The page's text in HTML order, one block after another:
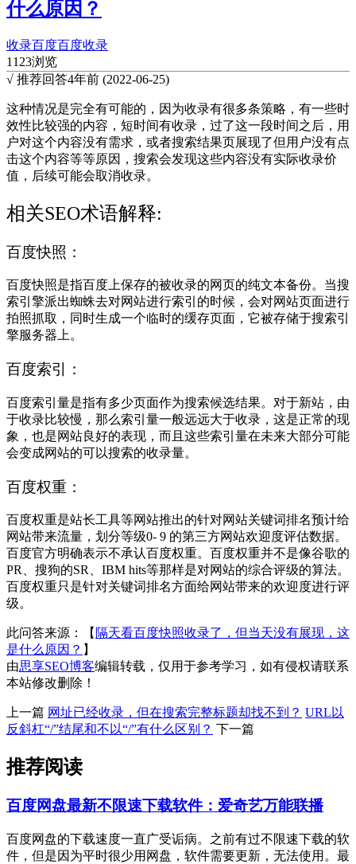
什么原因？
收录百度百度收录
1123浏览
√ 推荐回答4年前 (2022-06-25)
这种情况是完全有可能的，因为收录有很多条策略，有一些时
效性比较强的内容，短时间有收录，过了这一段时间之后，用
户对这个内容没有需求，或者搜索结果页展现了但用户没有点
击这个内容等等原因，搜索会发现这些内容没有实际收录价
值，后续可能会取消收录。
相关SEO术语解释:
百度快照：
百度快照是指百度上保存的被收录的网页的纯文本备份。当搜
索引擎派出蜘蛛去对网站进行索引的时候，会对网站页面进行
拍照抓取，同时生成一个临时的缓存页面，它被存储于搜索引
擎服务器上。
百度索引：
百度索引量是指有多少页面作为搜索候选结果。对于新站，由
于收录比较慢，那么索引量一般远远大于收录，这是正常的现
象，也是网站良好的表现，而且这些索引量在未来大部分可能
会变成网站的可以搜索的收录量。
百度权重：
百度权重是站长工具等网站推出的针对网站关键词排名预计给
网站带来流量，划分等级0- 9 的第三方网站欢迎度评估数据。
百度官方明确表示不承认百度权重。百度权重并不是像谷歌的
PR、搜狗的SR、IBM hits等那样是对网站的综合评级的算法。
百度权重只是针对关键词排名方面给网站带来的欢迎度进行评
级。
此问答来源：【 隔天看百度快照收录了，但当天没有展现，这
是什么原因？ 】
由思享SEO博客编辑转载，仅用于参考学习，如有侵权请联系
本站修改删除！
上一篇 网址已经收录，但在搜索完整标题却找不到？ URL以
反斜杠“/”结尾和不以“/”有什么区别？ 下一篇
推荐阅读
百度网盘最新不限速下载软件：爱奇艺万能联播
百度网盘的下载速度一直广受诟病。之前有过不限速下载的软
件，但是因为平时很少用网盘，软件需要更新，无法使用。最